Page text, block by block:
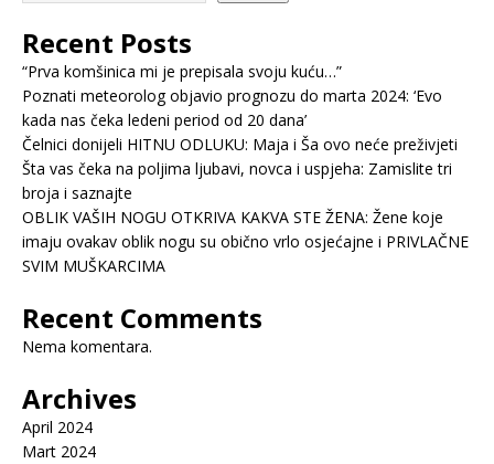
Recent Posts
“Prva komšinica mi je prepisala svoju kuću…”
Poznati meteorolog objavio prognozu do marta 2024: ‘Evo
kada nas čeka ledeni period od 20 dana’
Čelnici donijeli HITNU ODLUKU: Maja i Ša ovo neće preživjeti
Šta vas čeka na poljima ljubavi, novca i uspjeha: Zamislite tri
broja i saznajte
OBLIK VAŠIH NOGU OTKRIVA KAKVA STE ŽENA: Žene koje
imaju ovakav oblik nogu su obično vrlo osjećajne i PRIVLAČNE
SVIM MUŠKARCIMA
Recent Comments
Nema komentara.
Archives
April 2024
Mart 2024